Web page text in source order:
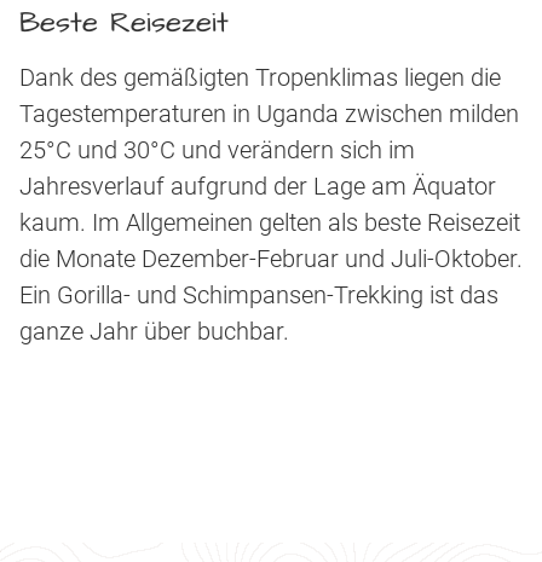
Beste Reisezeit
Dank des gemäßigten Tropenklimas liegen die
Tagestemperaturen in Uganda zwischen milden
25°C und 30°C und verändern sich im
Jahresverlauf aufgrund der Lage am Äquator
kaum. Im Allgemeinen gelten als beste Reisezeit
die Monate Dezember-Februar und Juli-Oktober.
Ein Gorilla- und Schimpansen-Trekking ist das
ganze Jahr über buchbar.